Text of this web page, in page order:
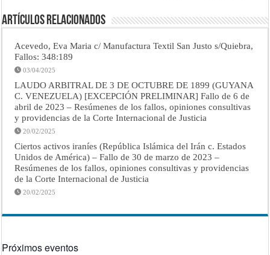
Artículos Relacionados
Acevedo, Eva Maria c/ Manufactura Textil San Justo s/Quiebra,
Fallos: 348:189
03/04/2025
LAUDO ARBITRAL DE 3 DE OCTUBRE DE 1899 (GUYANA
C. VENEZUELA) [EXCEPCIÓN PRELIMINAR] Fallo de 6 de
abril de 2023 – Resúmenes de los fallos, opiniones consultivas
y providencias de la Corte Internacional de Justicia
20/02/2025
Ciertos activos iraníes (República Islámica del Irán c. Estados
Unidos de América) – Fallo de 30 de marzo de 2023 –
Resúmenes de los fallos, opiniones consultivas y providencias
de la Corte Internacional de Justicia
20/02/2025
Próximos eventos